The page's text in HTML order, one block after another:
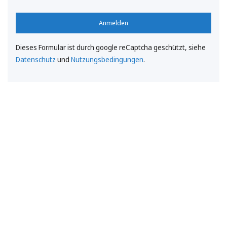
Anmelden
Dieses Formular ist durch google reCaptcha geschützt, siehe
Datenschutz und Nutzungsbedingungen.